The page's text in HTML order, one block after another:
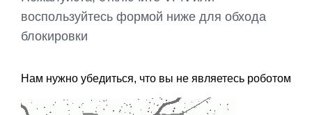
воспользуйтесь формой ниже для обхода
блокировки
Нам нужно убедиться, что вы не являетесь роботом